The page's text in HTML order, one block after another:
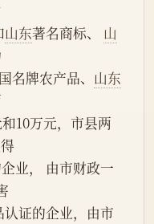
山东著名商标、 山
名牌农产品、 山东
10万元，市县两
业， 由市财政一
证的企业，由市